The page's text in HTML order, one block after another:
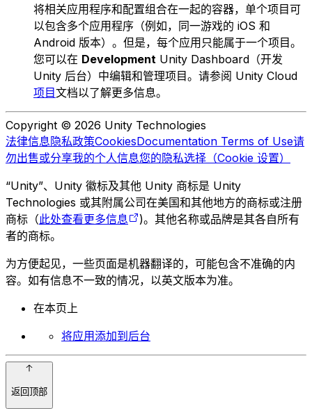
将相关应用程序和配置组合在一起的容器，单个项目可
以包含多个应用程序（例如，同一游戏的 iOS 和
Android 版本）。但是，每个应用只能属于一个项目。
您可以在 Development Unity Dashboard（开发
Unity 后台）中编辑和管理项目。请参阅 Unity Cloud
项目文档以了解更多信息。
Copyright © 2026 Unity Technologies
法律信息隐私政策CookiesDocumentation Terms of Use请
勿出售或分享我的个人信息您的隐私选择（Cookie 设置）
“Unity”、Unity 徽标及其他 Unity 商标是 Unity
Technologies 或其附属公司在美国和其他地方的商标或注册
商标（此处查看更多信息
)。其他名称或品牌是其各自所有
者的商标。
为方便起见，一些页面是机器翻译的，可能包含不准确的内
容。如有信息不一致的情况，以英文版本为准。
在本页上
将应用添加到后台
返回顶部